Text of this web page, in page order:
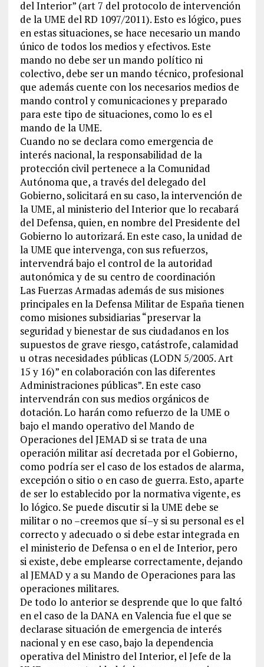
del Interior” (art 7 del protocolo de intervención
de la UME del RD 1097/2011). Esto es lógico, pues
en estas situaciones, se hace necesario un mando
único de todos los medios y efectivos. Este
mando no debe ser un mando político ni
colectivo, debe ser un mando técnico, profesional
que además cuente con los necesarios medios de
mando control y comunicaciones y preparado
para este tipo de situaciones, como lo es el
mando de la UME.
Cuando no se declara como emergencia de
interés nacional, la responsabilidad de la
protección civil pertenece a la Comunidad
Autónoma que, a través del delegado del
Gobierno, solicitará en su caso, la intervención de
la UME, al ministerio del Interior que lo recabará
del Defensa, quien, en nombre del Presidente del
Gobierno lo autorizará. En este caso, la unidad de
la UME que intervenga, con sus refuerzos,
intervendrá bajo el control de la autoridad
autonómica y de su centro de coordinación
Las Fuerzas Armadas además de sus misiones
principales en la Defensa Militar de España tienen
como misiones subsidiarias “preservar la
seguridad y bienestar de sus ciudadanos en los
supuestos de grave riesgo, catástrofe, calamidad
u otras necesidades públicas (LODN 5/2005. Art
15 y 16)” en colaboración con las diferentes
Administraciones públicas”. En este caso
intervendrán con sus medios orgánicos de
dotación. Lo harán como refuerzo de la UME o
bajo el mando operativo del Mando de
Operaciones del JEMAD si se trata de una
operación militar así decretada por el Gobierno,
como podría ser el caso de los estados de alarma,
excepción o sitio o en caso de guerra. Esto, aparte
de ser lo establecido por la normativa vigente, es
lo lógico. Se puede discutir si la UME debe se
militar o no –creemos que sí–y si su personal es el
correcto y adecuado o si debe estar integrada en
el ministerio de Defensa o en el de Interior, pero
si existe, debe emplearse correctamente, dejando
al JEMAD y a su Mando de Operaciones para las
operaciones militares.
De todo lo anterior se desprende que lo que faltó
en el caso de la DANA en Valencia fue el que se
declarase situación de emergencia de interés
nacional y en ese caso, bajo la dependencia
operativa del Ministro del Interior, el Jefe de la